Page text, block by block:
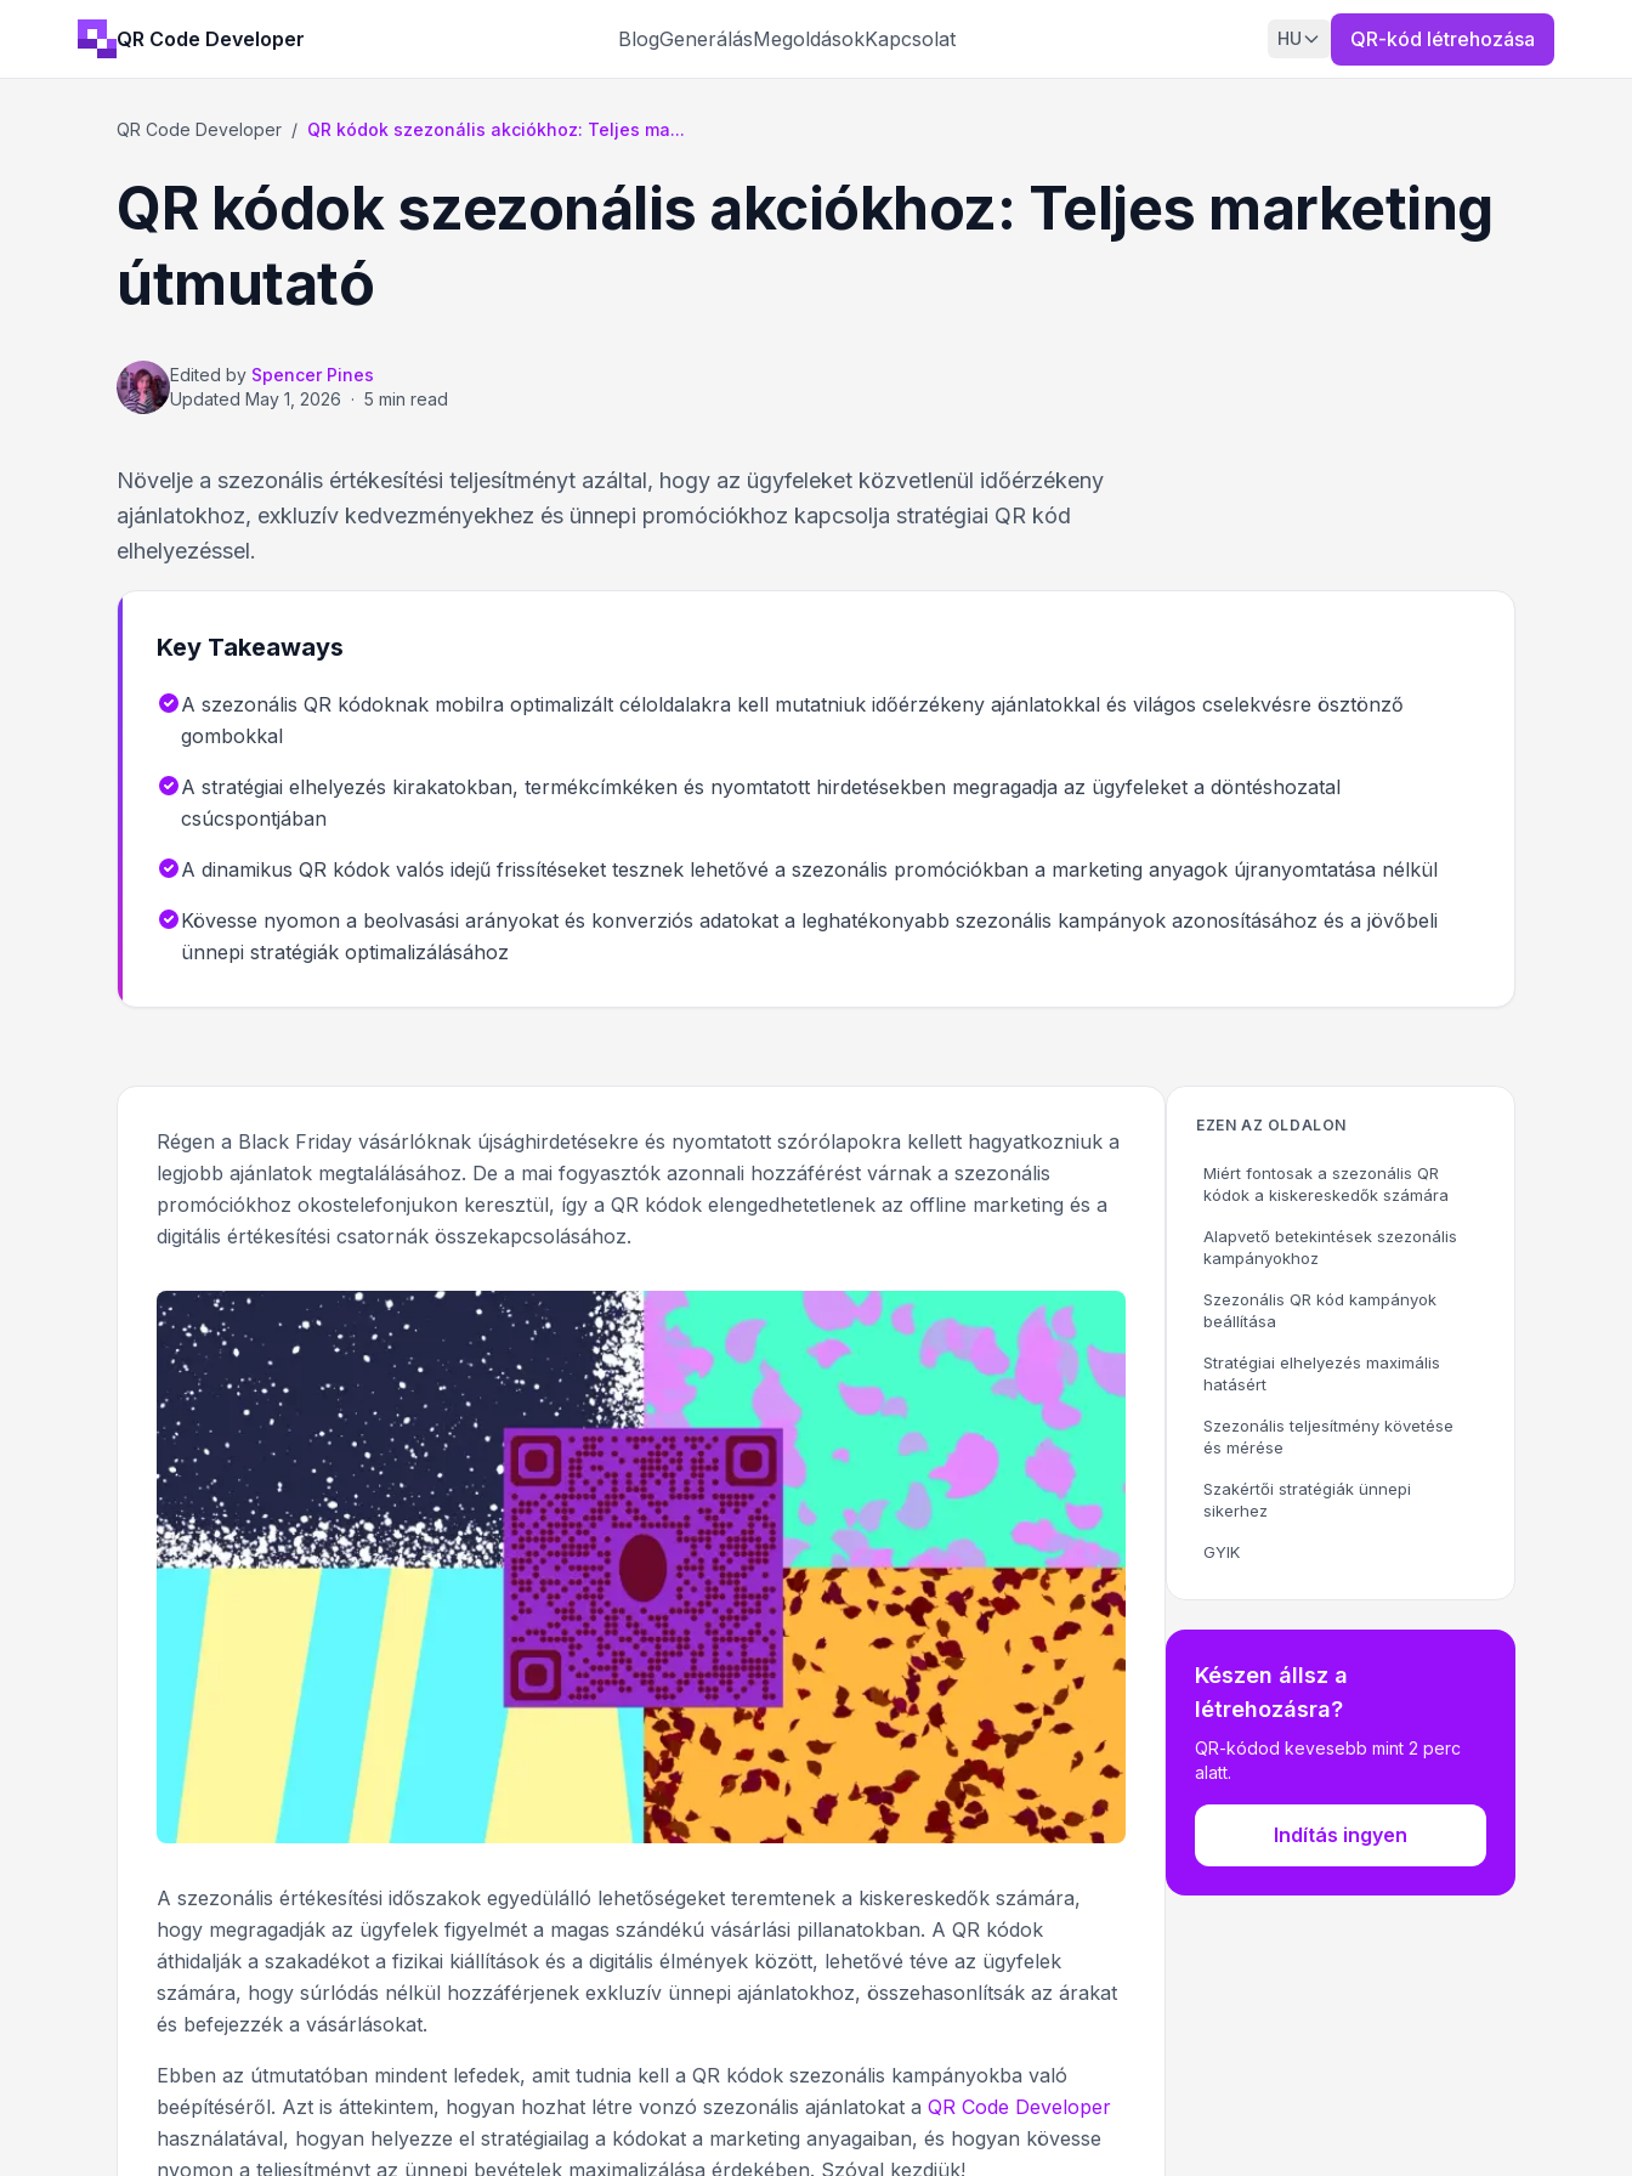
QR Code Developer BlogGenerálásMegoldásokKapcsolat HU QR-kód létrehozása
QR Code Developer / QR kódok szezonális akciókhoz: Teljes ma...
QR kódok szezonális akciókhoz: Teljes marketing
útmutató
Edited by Spencer Pines
Updated May 1, 2026 · 5 min read
Növelje a szezonális értékesítési teljesítményt azáltal, hogy az ügyfeleket közvetlenül időérzékeny
ajánlatokhoz, exkluzív kedvezményekhez és ünnepi promóciókhoz kapcsolja stratégiai QR kód
elhelyezéssel.
Key Takeaways
A szezonális QR kódoknak mobilra optimalizált céloldalakra kell mutatniuk időérzékeny ajánlatokkal és világos cselekvésre ösztönző
gombokkal
A stratégiai elhelyezés kirakatokban, termékcímkéken és nyomtatott hirdetésekben megragadja az ügyfeleket a döntéshozatal
csúcspontjában
A dinamikus QR kódok valós idejű frissítéseket tesznek lehetővé a szezonális promóciókban a marketing anyagok újranyomtatása nélkül
Kövesse nyomon a beolvasási arányokat és konverziós adatokat a leghatékonyabb szezonális kampányok azonosításához és a jövőbeli
ünnepi stratégiák optimalizálásához
Régen a Black Friday vásárlóknak újsághirdetésekre és nyomtatott szórólapokra kellett hagyatkozniuk a
legjobb ajánlatok megtalálásához. De a mai fogyasztók azonnali hozzáférést várnak a szezonális
promóciókhoz okostelefonjukon keresztül, így a QR kódok elengedhetetlenek az offline marketing és a
digitális értékesítési csatornák összekapcsolásához.
A szezonális értékesítési időszakok egyedülálló lehetőségeket teremtenek a kiskereskedők számára,
hogy megragadják az ügyfelek figyelmét a magas szándékú vásárlási pillanatokban. A QR kódok
áthidalják a szakadékot a fizikai kiállítások és a digitális élmények között, lehetővé téve az ügyfelek
számára, hogy súrlódás nélkül hozzáférjenek exkluzív ünnepi ajánlatokhoz, összehasonlítsák az árakat
és befejezzék a vásárlásokat.
Ebben az útmutatóban mindent lefedek, amit tudnia kell a QR kódok szezonális kampányokba való
beépítéséről. Azt is áttekintem, hogyan hozhat létre vonzó szezonális ajánlatokat a QR Code Developer
használatával, hogyan helyezze el stratégiailag a kódokat a marketing anyagaiban, és hogyan kövesse
nyomon a teljesítményt az ünnepi bevételek maximalizálása érdekében. Szóval kezdjük!
EZEN AZ OLDALON
Miért fontosak a szezonális QR
kódok a kiskereskedők számára
Alapvető betekintések szezonális
kampányokhoz
Szezonális QR kód kampányok
beállítása
Stratégiai elhelyezés maximális
hatásért
Szezonális teljesítmény követése
és mérése
Szakértői stratégiák ünnepi
sikerhez
GYIK
Készen állsz a
létrehozásra?
QR-kódod kevesebb mint 2 perc
alatt.
Indítás ingyen